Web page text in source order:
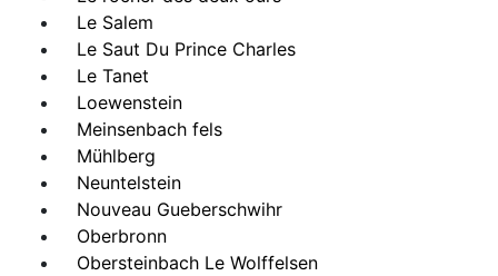
Le Salem
Le Saut Du Prince Charles
Le Tanet
Loewenstein
Meinsenbach fels
Mühlberg
Neuntelstein
Nouveau Gueberschwihr
Oberbronn
Obersteinbach Le Wolffelsen